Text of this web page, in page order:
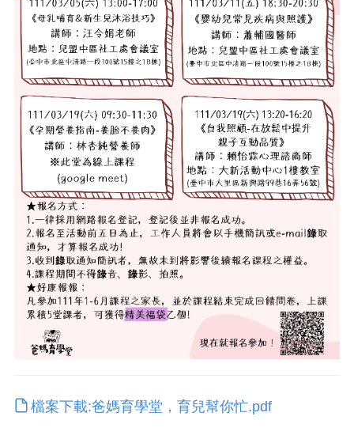
檔案下載:爸媽育學堂，育兒幫你忙.pdf